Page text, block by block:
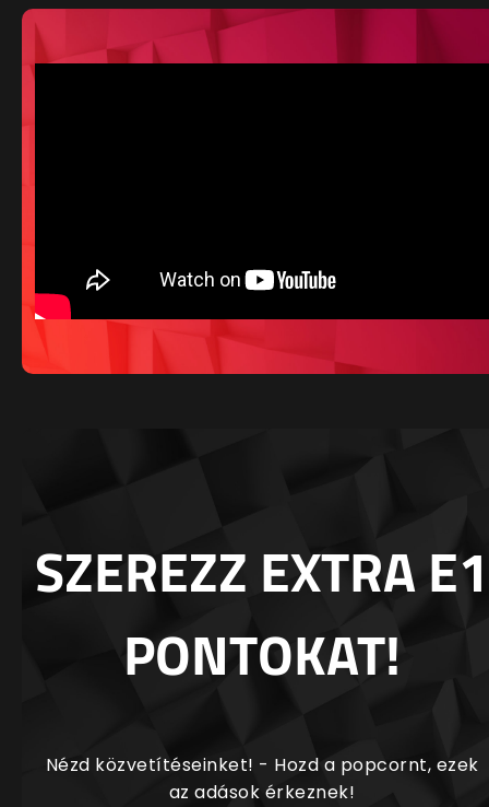
SZEREZZ EXTRA E1
PONTOKAT!
Nézd közvetítéseinket! - Hozd a popcornt, ezek
az adások érkeznek!